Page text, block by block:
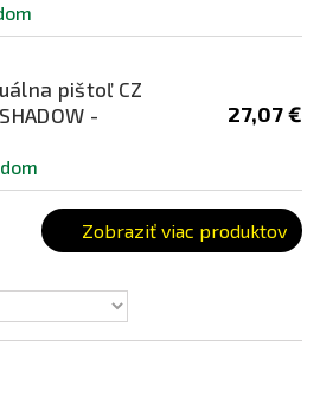
pištoľ CZ
-
27,07 €
Zobraziť viac produktov